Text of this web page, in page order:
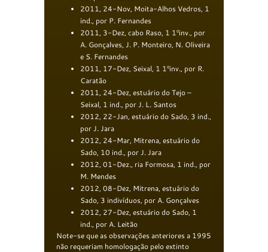
2011, 24-Nov, Moita-Alhos Vedros, 1
ind., por P. Fernandes
2011, 3-Dez, cabo Raso, 1 1ºinv., por
A. Gonçalves, J. P. Monteiro, N. Oliveira
e S. Fernandes
2011, 17-Dez, Seixal, 1 1ºinv., por R.
Caratão
2011, 24-Dez, estuário do Tejo –
Seixal, 1 ind., por J. L. Santos
2012, 22-Jan, estuário do Sado, 3 ind.,
por J. Jara
2012, 24-Mar, Mitrena, estuário do
Sado, 10 ind., por J. Jara
2012, 01-Dez., ria Formosa, 1 ind., por
M. Mendes
2012, 08-Dez, Mitrena, estuário do
Sado, 3 indivíduos, por A. Gonçalves
2012, 27-Dez, estuário do Sado, 1
ind., por A. Leitão
Note-se que as observações anteriores a 1995
não requeriam homologação pelo extinto